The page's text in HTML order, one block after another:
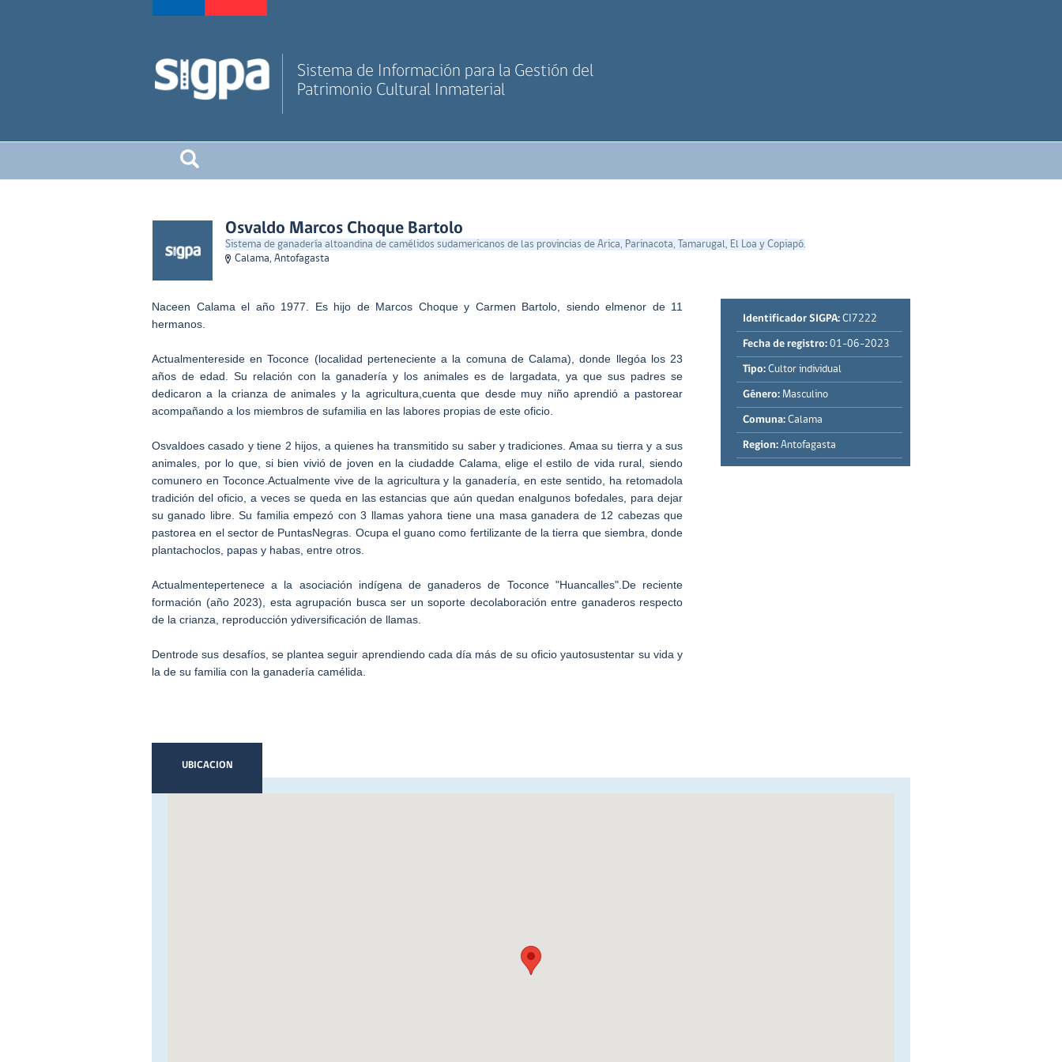
Sistema de Información para la Gestión del
Patrimonio Cultural Inmaterial
Osvaldo Marcos Choque Bartolo
Sistema de ganadería altoandina de camélidos sudamericanos de las provincias de Arica, Parinacota, Tamarugal, El Loa y Copiapó.
Calama, Antofagasta
Naceen Calama el año 1977. Es hijo de Marcos Choque y Carmen Bartolo, siendo elmenor de 11
hermanos.
Actualmentereside en Toconce (localidad perteneciente a la comuna de Calama), donde llegóa los 23
años de edad. Su relación con la ganadería y los animales es de largadata, ya que sus padres se
dedicaron a la crianza de animales y la agricultura,cuenta que desde muy niño aprendió a pastorear
acompañando a los miembros de sufamilia en las labores propias de este oficio.
Osvaldoes casado y tiene 2 hijos, a quienes ha transmitido su saber y tradiciones. Amaa su tierra y a sus
animales, por lo que, si bien vivió de joven en la ciudadde Calama, elige el estilo de vida rural, siendo
comunero en Toconce.Actualmente vive de la agricultura y la ganadería, en este sentido, ha retomadola
tradición del oficio, a veces se queda en las estancias que aún quedan enalgunos bofedales, para dejar
su ganado libre. Su familia empezó con 3 llamas yahora tiene una masa ganadera de 12 cabezas que
pastorea en el sector de PuntasNegras. Ocupa el guano como fertilizante de la tierra que siembra, donde
plantachoclos, papas y habas, entre otros.
Actualmentepertenece a la asociación indígena de ganaderos de Toconce "Huancalles".De reciente
formación (año 2023), esta agrupación busca ser un soporte decolaboración entre ganaderos respecto
de la crianza, reproducción ydiversificación de llamas.
Dentrode sus desafíos, se plantea seguir aprendiendo cada día más de su oficio yautosustentar su vida y
la de su familia con la ganadería camélida.
Identificador SIGPA: CI7222
Fecha de registro: 01-06-2023
Tipo: Cultor individual
Género: Masculino
Comuna: Calama
Region: Antofagasta
UBICACION